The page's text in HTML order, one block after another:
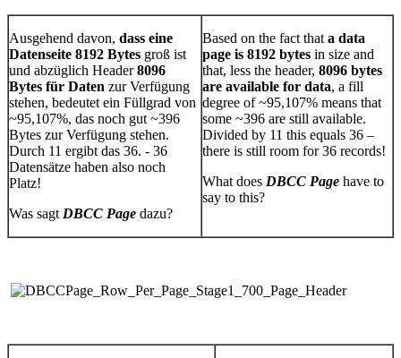
Ausgehend davon, dass eine
Datenseite 8192 Bytes groß ist
und abzüglich Header8096
Bytes für Daten zur Verfügung
stehen, bedeutet ein Füllgrad von
~95,107%, das noch gut ~396
Bytes zur Verfügung stehen.
Durch 11 ergibt das 36. - 36
Datensätze haben also noch
Platz!
Was sagt DBCC Page dazu?
Based on the fact that a data
page is 8192 bytes in size and
that, less the header, 8096 bytes
are available for data, a fill
degree of ~95,107% means that
some ~396 are still available.
Divided by 11 this equals 36 –
there is still room for 36 records!
What does DBCC Page have to
say to this?